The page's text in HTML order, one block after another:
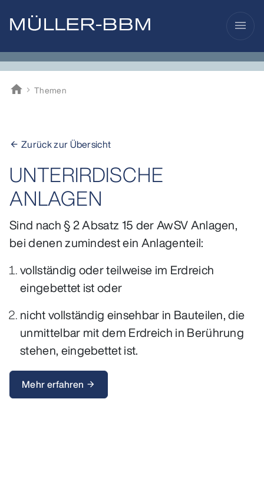
menu
home
Müller-BBM
Themen
arrow_back Zurück zur Übersicht
UNTERIRDISCHE
ANLAGEN
Sind nach § 2 Absatz 15 der AwSV Anlagen,
bei denen zumindest ein Anlagenteil:
vollständig oder teilweise im Erdreich
eingebettet ist oder
nicht vollständig einsehbar in Bauteilen, die
unmittelbar mit dem Erdreich in Berührung
stehen, eingebettet ist.
Mehr erfahren arrow_forward